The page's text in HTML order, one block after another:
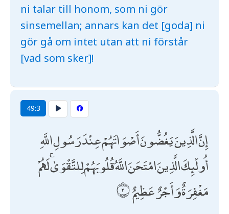
ni talar till honom, som ni gör
sinsemellan; annars kan det [goda] ni
gör gå om intet utan att ni förstår
[vad som sker]!
49:3
إِنَّ الَّذِينَ يَغُضُّونَ أَصْوَاتَهُمْ عِنْدَ رَسُولِ اللَّهِ
أُولَٰئِكَ الَّذِينَ امْتَحَنَ اللَّهُ قُلُوبَهُمْ لِلتَّقْوَىٰ ۚ لَهُمْ
مَغْفِرَةٌ وَأَجْرٌ عَظِيمٌ